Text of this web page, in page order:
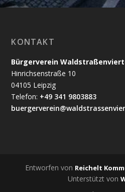
KONTAKT
Bürgerverein
Hinrichsenstraße 10
04105 Leipzig
Telefon: +49 341 9803883
Entworfen von Reichelt
Unterstützt von